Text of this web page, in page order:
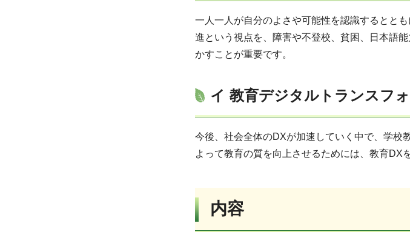
一人一人が自分のよさや可能性を認識するとと
進という視点を、障害や不登校、貧困、日本語
かすことが重要です。
イ 教育デジタルトランスフ
今後、社会全体のDXが加速していく中で、学校
よって教育の質を向上させるためには、教育DX
内容